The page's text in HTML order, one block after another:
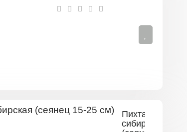
Пихта
сибирская